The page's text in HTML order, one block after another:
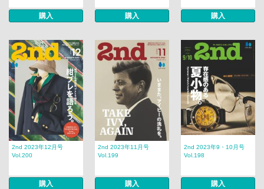
購入 購入 購入
2nd 2023年12月号
Vol.200
購入
2nd 2023年11月号
Vol.199
購入
2nd 2023年9・10月号
Vol.198
購入